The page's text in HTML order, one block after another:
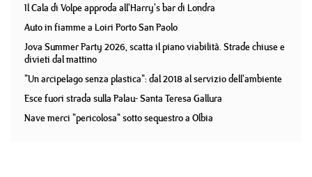
Il Cala di Volpe approda all'Harry's bar di Londra
Auto in fiamme a Loiri Porto San Paolo
Jova Summer Party 2026, scatta il piano viabilità. Strade chiuse e
divieti dal mattino
"Un arcipelago senza plastica": dal 2018 al servizio dell'ambiente
Esce fuori strada sulla Palau- Santa Teresa Gallura
Nave merci "pericolosa" sotto sequestro a Olbia